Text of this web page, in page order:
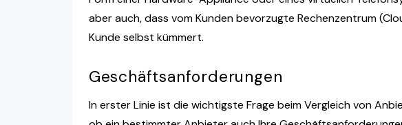
aber auch, dass vom Kunden bevorzugte Rechenzentrum
Kunde selbst kümmert.
Geschäftsanforderungen
In erster Linie ist die wichtigste Frage beim Vergleich von